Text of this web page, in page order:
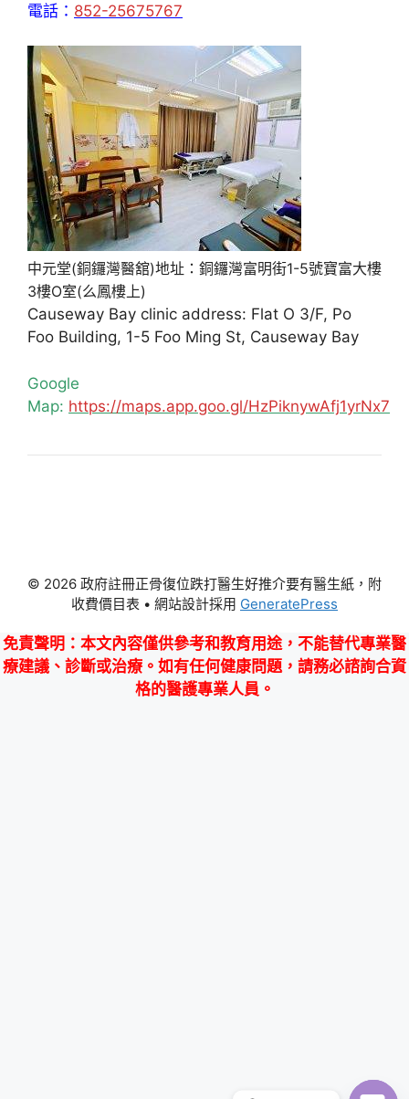
電話： 852-25675767
中元堂(銅鑼灣醫舘)地址：銅鑼灣富明街1-5號寶富大樓
3樓O室(么鳳樓上)
Causeway Bay clinic address: Flat O 3/F, Po
Foo Building, 1-5 Foo Ming St, Causeway Bay
Google
Map: https://maps.app.goo.gl/HzPiknywAfj1yrNx7
© 2026 政府註冊正骨復位跌打醫生好推介要有醫生紙，附
收費價目表 • 網站設計採用 GeneratePress
免責聲明 ：本文內容僅供參考和教育用途，不能替代專業醫
療建議、診斷或治療。如有任何健康問題，請務必諮詢合資
格的醫護專業人員。